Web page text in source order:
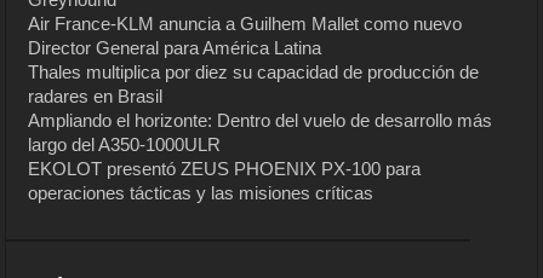
Air France-KLM anuncia a Guilhem Mallet como nuevo
Director General para América Latina
Thales multiplica por diez su capacidad de producción de
radares en Brasil
Ampliando el horizonte: Dentro del vuelo de desarrollo más
largo del A350-1000ULR
EKOLOT presentó ZEUS PHOENIX PX-100 para
operaciones tácticas y las misiones críticas